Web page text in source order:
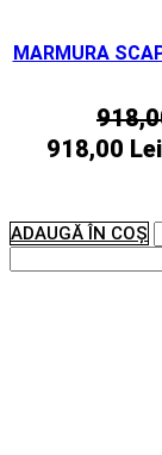
MARMURA
918,00
ADAUGĂ ÎN COȘ